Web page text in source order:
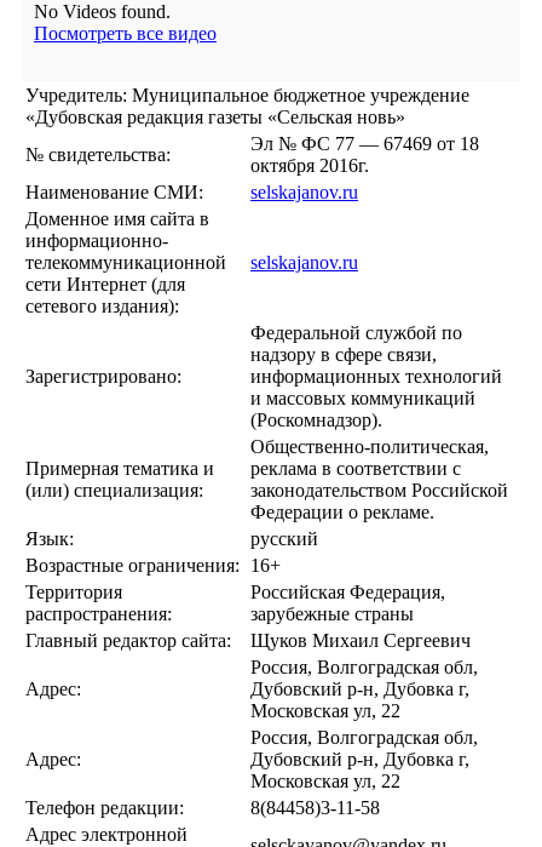
No Videos found.
Посмотреть все видео
Учредитель: Муниципальное бюджетное учреждение
«Дубовская редакция газеты «Сельская новь»
№ свидетельства:
Эл № ФС 77 — 67469 от 18
октября 2016г.
Наименование СМИ:
selskajanov.ru
Доменное имя сайта в
информационно-
телекоммуникационной
сети Интернет (для
сетевого издания):
selskajanov.ru
Зарегистрировано:
Федеральной службой по
надзору в сфере связи,
информационных технологий
и массовых коммуникаций
(Роскомнадзор).
Примерная тематика и
(или) специализация:
Общественно-политическая,
реклама в соответствии с
законодательством Российской
Федерации о рекламе.
Язык:
русский
Возрастные ограничения:
16+
Территория
распространения:
Российская Федерация,
зарубежные страны
Главный редактор сайта:
Щуков Михаил Сергеевич
Адрес:
Россия, Волгоградская обл,
Дубовский р-н, Дубовка г,
Московская ул, 22
Адрес:
Россия, Волгоградская обл,
Дубовский р-н, Дубовка г,
Московская ул, 22
Телефон редакции:
8(84458)3-11-58
Адрес электронной